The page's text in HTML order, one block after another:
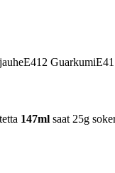
E412 Guarkumi
147ml saat 25g